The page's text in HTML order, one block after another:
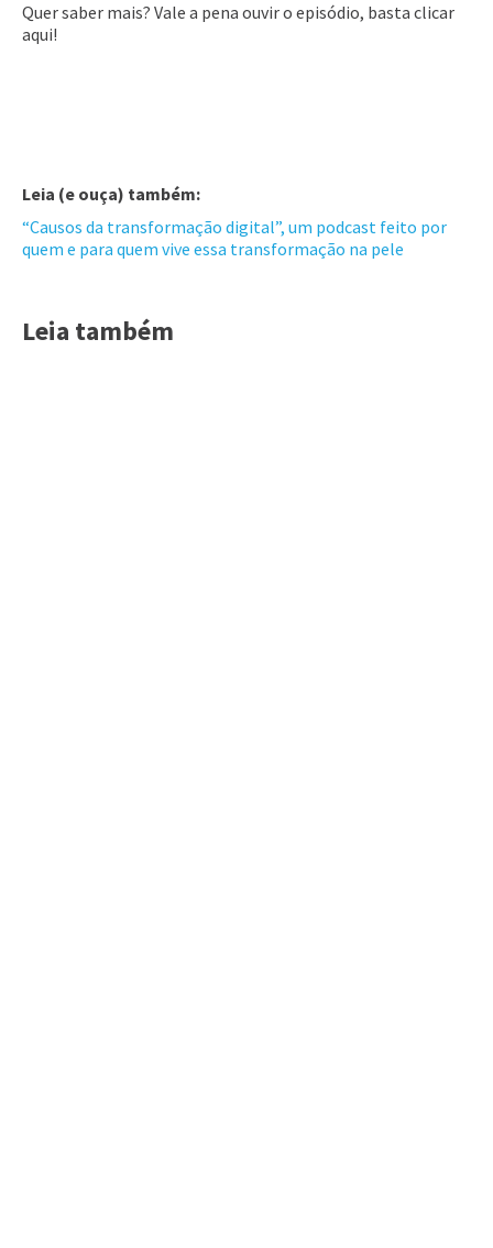
Quer saber mais? Vale a pena ouvir o episódio, basta clicar
aqui!
Leia (e ouça) também:
“Causos da transformação digital”, um podcast feito por
quem e para quem vive essa transformação na pele
Leia também